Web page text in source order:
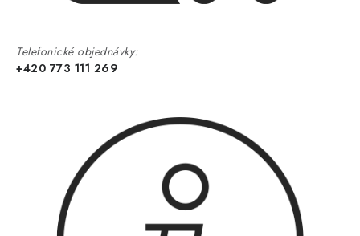
Telefonické objednávky:
+420 773 111 269